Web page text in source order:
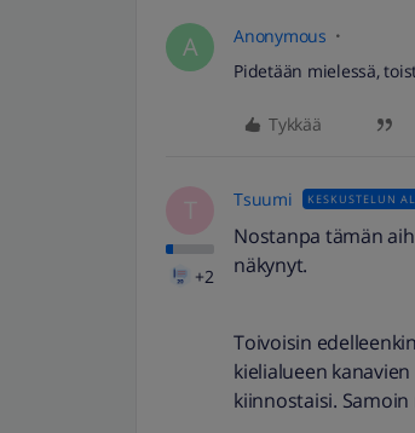
A Anonymous
Pidetään mielessä,
Tykkää
T
+2
Tsuumi KESKUSTELUN
Nostanpa tämän
näkynyt.
Toivoisin
kielialueen
kiinnostaisi. Samoin